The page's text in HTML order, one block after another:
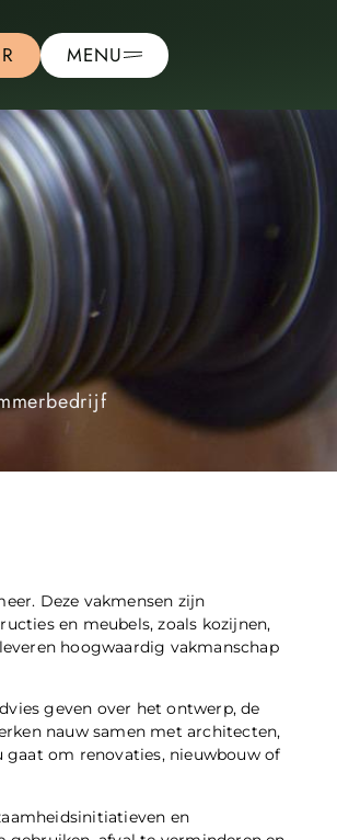
MENU
Deze vakmensen zijn
en meubels, zoals kozijnen,
hoogwaardig vakmanschap
geven over het ontwerp, de
nauw samen met architecten,
gaat om renovaties, nieuwbouw of
en